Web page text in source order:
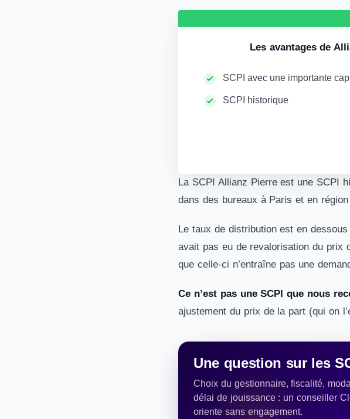
Les avantages de
SCPI avec une importante
SCPI historique
La SCPI Allianz Pierre est une SCPI
dans des bureaux à Paris et en
Le taux de distribution est en
avait pas eu de revalorisation du prix
que celle-ci n’entraîne pas une
Ce n’est pas une SCPI que nous
ajustement du prix de la part (qui on
Une question sur les
Choix du gestionnaire, fiscalité,
délai de jouissance : un conseiller
oriente sans engagement.